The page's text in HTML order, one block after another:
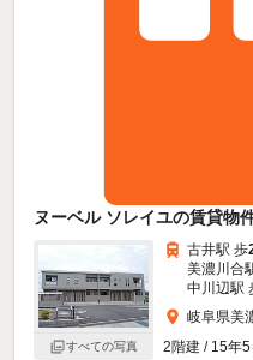
ヌーベル ソレイユの賃貸物
すべての写真
古井駅 歩
美濃川合
中川辺駅
岐阜県美
2階建 / 15年5